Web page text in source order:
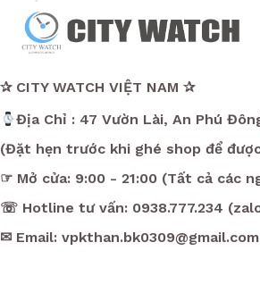
✰ CITY WATCH VIỆT NAM ✰
Địa Chỉ : 47 Vườn Lài, An Phú
(Đặt hẹn trước khi ghé shop để
☞ Mở cửa: 9:00 - 21:00 (Tất cả các
☏ Hotline tư vấn: 0938.777.234
✉ Email: vpkthan.bk0309@gmail.com